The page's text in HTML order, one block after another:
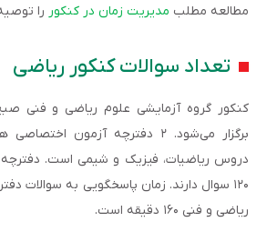
مطالعه مطلب مدیریت زمان در کنکور را
تعداد سوالات کنکور ریاضی
دروس ریاضیات، فیزیک و شیمی است.
۱۲۰ سوال دارند. زمان پاسخگویی به سوالات
ریاضی و فنی ۱۶۰ دقیقه است.